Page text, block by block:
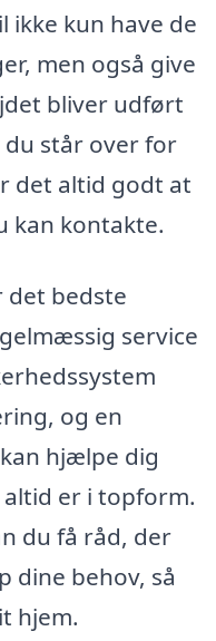
ikke kun have de
men også give
bliver udført
står over for
det altid godt at
kan kontakte.
det bedste
service
og en
hjælpe dig
er i topform.
du få råd, der
dine behov, så
hjem.